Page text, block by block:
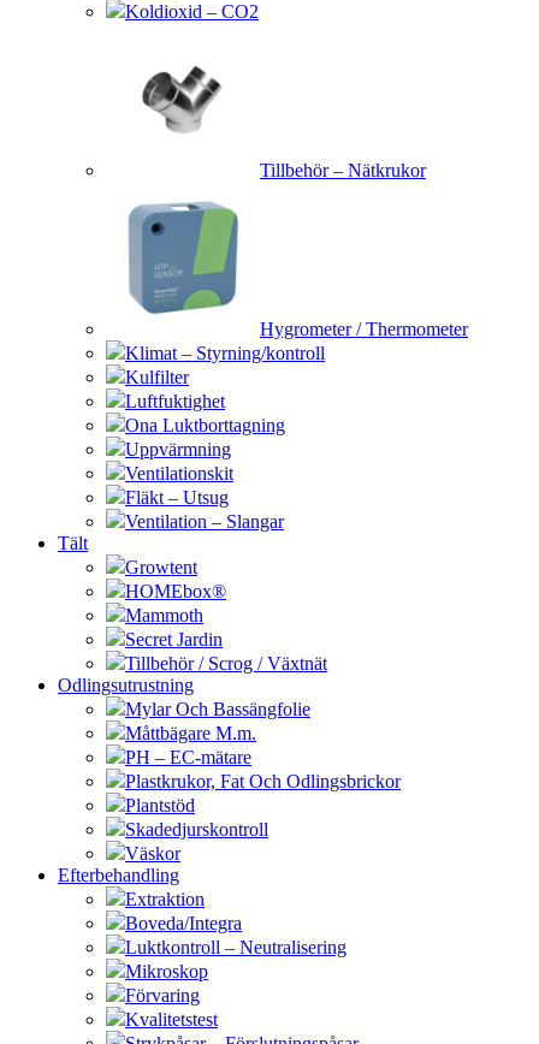
Koldioxid – CO2
Tillbehör – Nätkrukor
Hygrometer / Thermometer
Klimat – Styrning/kontroll
Kulfilter
Luftfuktighet
Ona Luktborttagning
Uppvärmning
Ventilationskit
Fläkt – Utsug
Ventilation – Slangar
Tält
Growtent
HOMEbox®
Mammoth
Secret Jardin
Tillbehör / Scrog / Växtnät
Odlingsutrustning
Mylar Och Bassängfolie
Måttbägare M.m.
PH – EC-mätare
Plastkrukor, Fat Och Odlingsbrickor
Plantstöd
Skadedjurskontroll
Väskor
Efterbehandling
Extraktion
Boveda/Integra
Luktkontroll – Neutralisering
Mikroskop
Förvaring
Kvalitetstest